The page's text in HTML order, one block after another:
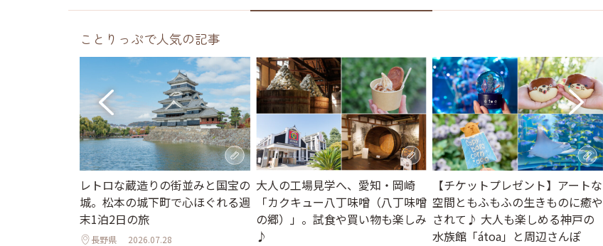
ことりっぷで人気の記事
レトロな蔵造りの街並みと国宝の
城。松本の城下町で心ほぐれる週
末1泊2日の旅
長野県 2026.07.28
大人の工場見学へ、愛知・岡崎
「カクキュー八丁味噌（八丁味噌
の郷）」。試食や買い物も楽しみ
♪
【チケットプレゼント】アートな
空間ともふもふの生きものに癒や
されて♪ 大人も楽しめる神戸の
水族館「átoa」と周辺さんぽ